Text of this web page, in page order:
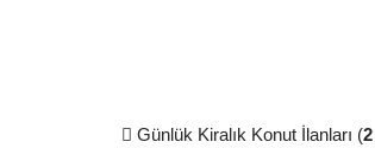
Günlük Kiralık Konut İlanları (2